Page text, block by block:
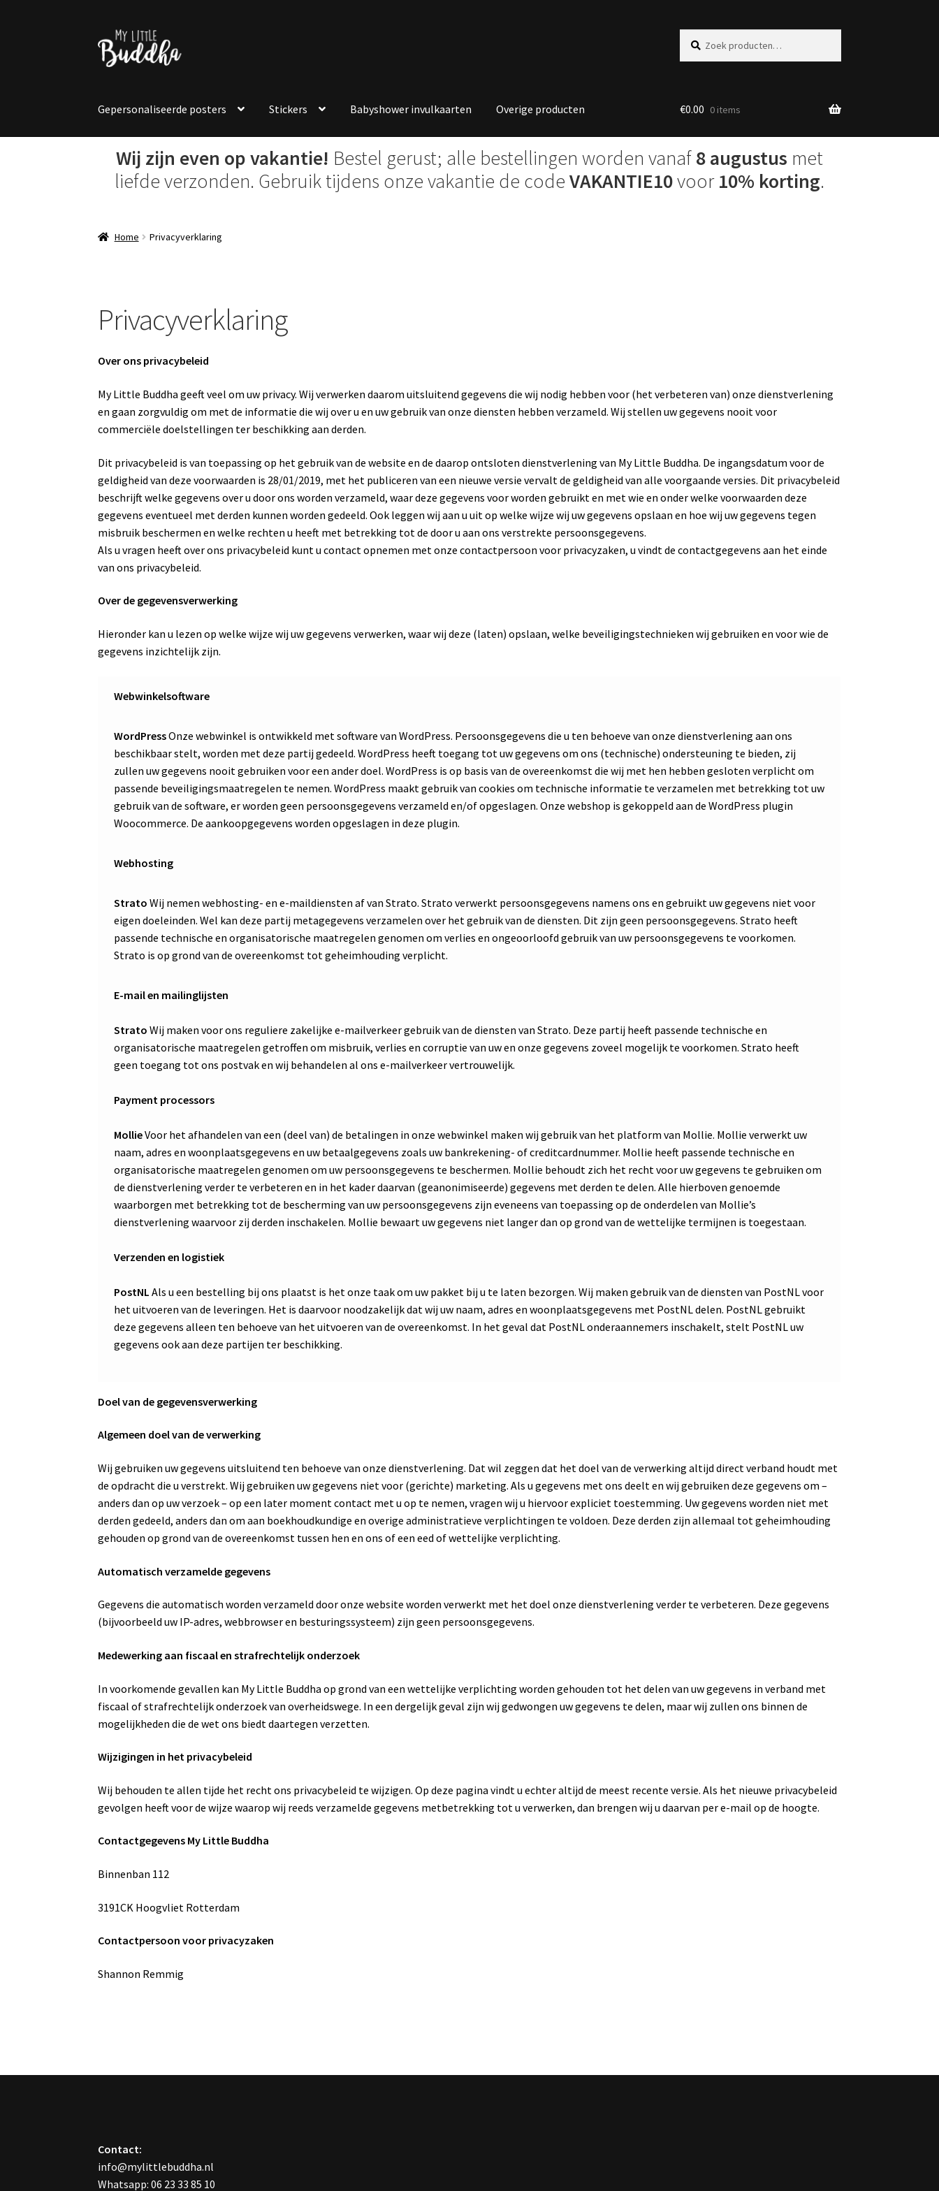
Ga
door
naar
Ga
naar
de
naar:
Gepersonaliseerde posters Stickers Babyshower invulkaarten Overige producten €0.00 0 items
Wij zijn even op vakantie! Bestel gerust; alle bestellingen worden vanaf8 augustus met
liefde verzonden. Gebruik tijdens onze vakantie de codeVAKANTIE10voor10% korting.
Home Privacyverklaring
Privacyverklaring
Over ons privacybeleid
My Little Buddha geeft veel om uw privacy. Wij verwerken daarom uitsluitend gegevens die wij nodig hebben voor (het verbeteren van) onze dienstverlening
en gaan zorgvuldig om met de informatie die wij over u en uw gebruik van onze diensten hebben verzameld. Wij stellen uw gegevens nooit voor
commerciële doelstellingen ter beschikking aan derden.
Dit privacybeleid is van toepassing op het gebruik van de website en de daarop ontsloten dienstverlening van My Little Buddha. De ingangsdatum voor de
geldigheid van deze voorwaarden is 28/01/2019, met het publiceren van een nieuwe versie vervalt de geldigheid van alle voorgaande versies. Dit privacybeleid
beschrijft welke gegevens over u door ons worden verzameld, waar deze gegevens voor worden gebruikt en met wie en onder welke voorwaarden deze
gegevens eventueel met derden kunnen worden gedeeld. Ook leggen wij aan u uit op welke wijze wij uw gegevens opslaan en hoe wij uw gegevens tegen
misbruik beschermen en welke rechten u heeft met betrekking tot de door u aan ons verstrekte persoonsgegevens.
Als u vragen heeft over ons privacybeleid kunt u contact opnemen met onze contactpersoon voor privacyzaken, u vindt de contactgegevens aan het einde
van ons privacybeleid.
Over de gegevensverwerking
Hieronder kan u lezen op welke wijze wij uw gegevens verwerken, waar wij deze (laten) opslaan, welke beveiligingstechnieken wij gebruiken en voor wie de
gegevens inzichtelijk zijn.
Webwinkelsoftware
WordPressOnze webwinkel is ontwikkeld met software van WordPress. Persoonsgegevens die u ten behoeve van onze dienstverlening aan ons
beschikbaar stelt, worden met deze partij gedeeld. WordPress heeft toegang tot uw gegevens om ons (technische) ondersteuning te bieden, zij
zullen uw gegevens nooit gebruiken voor een ander doel. WordPress is op basis van de overeenkomst die wij met hen hebben gesloten verplicht om
passende beveiligingsmaatregelen te nemen. WordPress maakt gebruik van cookies om technische informatie te verzamelen met betrekking tot uw
gebruik van de software, er worden geen persoonsgegevens verzameld en/of opgeslagen. Onze webshop is gekoppeld aan de WordPress plugin
Woocommerce. De aankoopgegevens worden opgeslagen in deze plugin.
Webhosting
Strato Wij nemen webhosting- en e-maildiensten af van Strato. Strato verwerkt persoonsgegevens namens ons en gebruikt uw gegevens niet voor
eigen doeleinden. Wel kan deze partij metagegevens verzamelen over het gebruik van de diensten. Dit zijn geen persoonsgegevens. Strato heeft
passende technische en organisatorische maatregelen genomen om verlies en ongeoorloofd gebruik van uw persoonsgegevens te voorkomen.
Strato is op grond van de overeenkomst tot geheimhouding verplicht.
E-mail en mailinglijsten
Strato Wij maken voor ons reguliere zakelijke e-mailverkeer gebruik van de diensten van Strato. Deze partij heeft passende technische en
organisatorische maatregelen getroffen om misbruik, verlies en corruptie van uw en onze gegevens zoveel mogelijk te voorkomen. Strato heeft
geen toegang tot ons postvak en wij behandelen al ons e-mailverkeer vertrouwelijk.
Payment processors
MollieVoor het afhandelen van een (deel van) de betalingen in onze webwinkel maken wij gebruik van het platform van Mollie. Mollie verwerkt uw
naam, adres en woonplaatsgegevens en uw betaalgegevens zoals uw bankrekening- of creditcardnummer. Mollie heeft passende technische en
organisatorische maatregelen genomen om uw persoonsgegevens te beschermen. Mollie behoudt zich het recht voor uw gegevens te gebruiken om
de dienstverlening verder te verbeteren en in het kader daarvan (geanonimiseerde) gegevens met derden te delen. Alle hierboven genoemde
waarborgen met betrekking tot de bescherming van uw persoonsgegevens zijn eveneens van toepassing op de onderdelen van Mollie’s
dienstverlening waarvoor zij derden inschakelen. Mollie bewaart uw gegevens niet langer dan op grond van de wettelijke termijnen is toegestaan.
Verzenden en logistiek
PostNL Als u een bestelling bij ons plaatst is het onze taak om uw pakket bij u te laten bezorgen. Wij maken gebruik van de diensten van PostNL voor
het uitvoeren van de leveringen. Het is daarvoor noodzakelijk dat wij uw naam, adres en woonplaatsgegevens met PostNL delen. PostNL gebruikt
deze gegevens alleen ten behoeve van het uitvoeren van de overeenkomst. In het geval dat PostNL onderaannemers inschakelt, stelt PostNL uw
gegevens ook aan deze partijen ter beschikking.
Doel van de gegevensverwerking
Algemeen doel van de verwerking
Wij gebruiken uw gegevens uitsluitend ten behoeve van onze dienstverlening. Dat wil zeggen dat het doel van de verwerking altijd direct verband houdt met
de opdracht die u verstrekt. Wij gebruiken uw gegevens niet voor (gerichte) marketing. Als u gegevens met ons deelt en wij gebruiken deze gegevens om –
anders dan op uw verzoek – op een later moment contact met u op te nemen, vragen wij u hiervoor expliciet toestemming. Uw gegevens worden niet met
derden gedeeld, anders dan om aan boekhoudkundige en overige administratieve verplichtingen te voldoen. Deze derden zijn allemaal tot geheimhouding
gehouden op grond van de overeenkomst tussen hen en ons of een eed of wettelijke verplichting.
Automatisch verzamelde gegevens
Gegevens die automatisch worden verzameld door onze website worden verwerkt met het doel onze dienstverlening verder te verbeteren. Deze gegevens
(bijvoorbeeld uw IP-adres, webbrowser en besturingssysteem) zijn geen persoonsgegevens.
Medewerking aan fiscaal en strafrechtelijk onderzoek
In voorkomende gevallen kan My Little Buddha op grond van een wettelijke verplichting worden gehouden tot het delen van uw gegevens in verband met
fiscaal of strafrechtelijk onderzoek van overheidswege. In een dergelijk geval zijn wij gedwongen uw gegevens te delen, maar wij zullen ons binnen de
mogelijkheden die de wet ons biedt daartegen verzetten.
Wijzigingen in het privacybeleid
Wij behouden te allen tijde het recht ons privacybeleid te wijzigen. Op deze pagina vindt u echter altijd de meest recente versie. Als het nieuwe privacybeleid
gevolgen heeft voor de wijze waarop wij reeds verzamelde gegevens metbetrekking tot u verwerken, dan brengen wij u daarvan per e-mail op de hoogte.
Contactgegevens My Little Buddha
Binnenban 112
3191CK Hoogvliet Rotterdam
Contactpersoon voor privacyzaken
Shannon Remmig
Contact:
info@mylittlebuddha.nl
Whatsapp: 06 23 33 85 10